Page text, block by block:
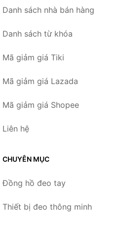
Danh sách nhà bán hàng
Danh sách từ khóa
Mã giảm giá Tiki
Mã giảm giá Lazada
Mã giảm giá Shopee
Liên hệ
CHUYÊN MỤC
Đồng hồ đeo tay
Thiết bị đeo thông minh